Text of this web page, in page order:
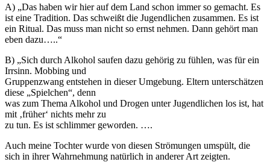
A) „Das haben wir hier auf dem Land schon immer so gemacht. Es
ist eine Tradition. Das schweißt die Jugendlichen zusammen. Es ist
ein Ritual. Das muss man nicht so ernst nehmen. Dann gehört man
eben dazu…..“
B) „Sich durch Alkohol saufen dazu gehörig zu fühlen, was für ein
Irrsinn. Mobbing und
Gruppenzwang entstehen in dieser Umgebung. Eltern unterschätzen
diese „Spielchen“, denn
was zum Thema Alkohol und Drogen unter Jugendlichen los ist, hat
mit ‚früher‘ nichts mehr zu
zu tun. Es ist schlimmer geworden. ….
Auch meine Tochter wurde von diesen Strömungen umspült, die
sich in ihrer Wahrnehmung natürlich in anderer Art zeigten.